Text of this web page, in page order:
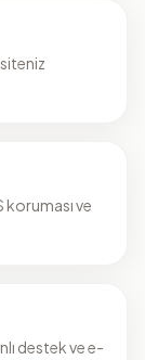
ve
destek ve e-